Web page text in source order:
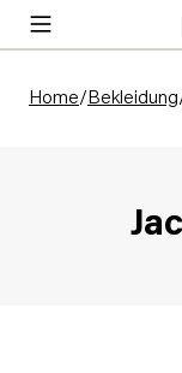
Home/ Bekleidung